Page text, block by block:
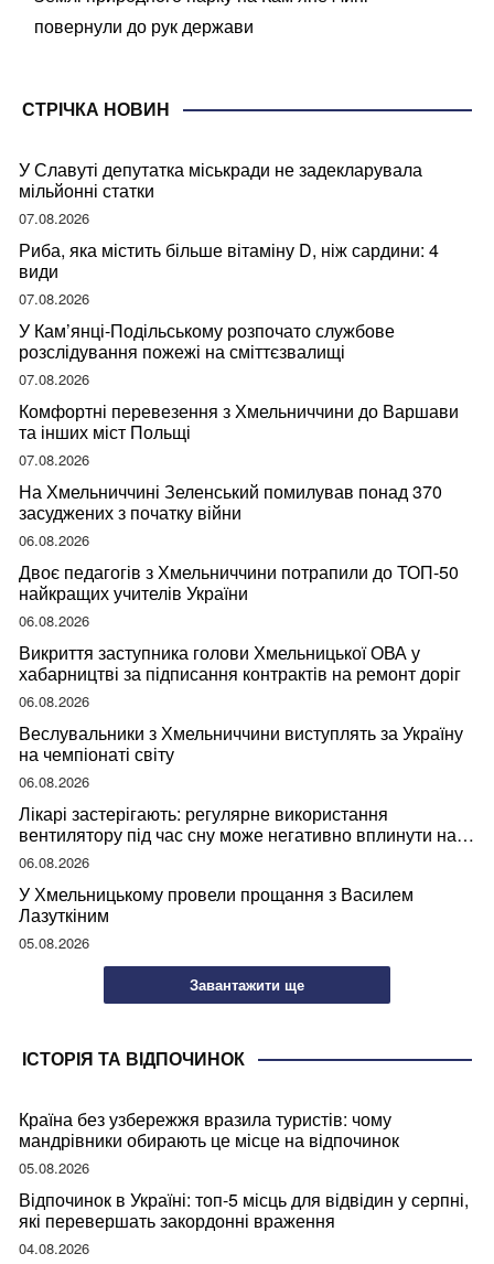
повернули до рук держави
СТРІЧКА НОВИН
У Славуті депутатка міськради не задекларувала
мільйонні статки
07.08.2026
Риба, яка містить більше вітаміну D, ніж сардини: 4
види
07.08.2026
У Кам’янці-Подільському розпочато службове
розслідування пожежі на сміттєзвалищі
07.08.2026
Комфортні перевезення з Хмельниччини до Варшави
та інших міст Польщі
07.08.2026
На Хмельниччині Зеленський помилував понад 370
засуджених з початку війни
06.08.2026
Двоє педагогів з Хмельниччини потрапили до ТОП-50
найкращих учителів України
06.08.2026
Викриття заступника голови Хмельницької ОВА у
хабарництві за підписання контрактів на ремонт доріг
06.08.2026
Веслувальники з Хмельниччини виступлять за Україну
на чемпіонаті світу
06.08.2026
Лікарі застерігають: регулярне використання
вентилятору під час сну може негативно вплинути на
ваше здоров’я
06.08.2026
У Хмельницькому провели прощання з Василем
Лазуткіним
05.08.2026
Завантажити ще
ІСТОРІЯ ТА ВІДПОЧИНОК
Країна без узбережжя вразила туристів: чому
мандрівники обирають це місце на відпочинок
05.08.2026
Відпочинок в Україні: топ-5 місць для відвідин у серпні,
які перевершать закордонні враження
04.08.2026